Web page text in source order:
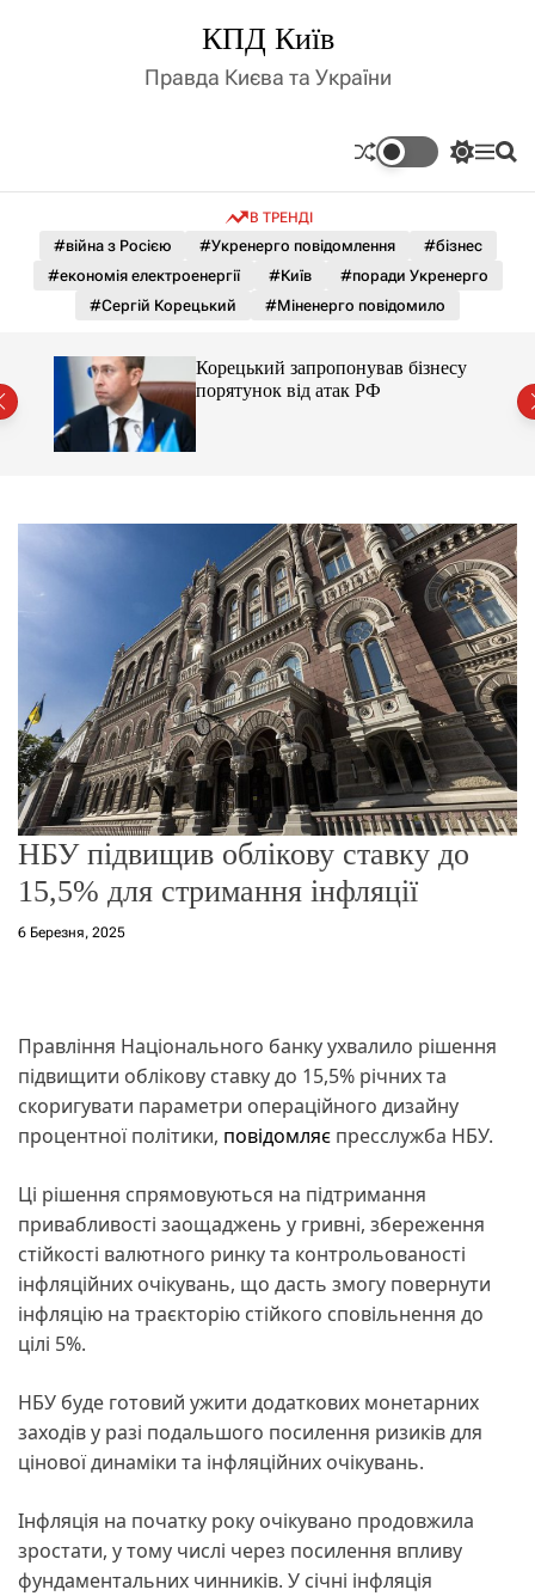
д
у
КПД Київ
Правда Києва та України
П
м
к
а
о
г
о
р
е
ж
м
у
М П
В ТРЕНДІ
#війна з Росією #Укренерго повідомлення
#бізнес
#економія електроенергії
#Київ
#поради Укренерго
#Сергій Корецький
#Міненерго повідомило
Корецький запропонував бізнесу
порятунок від атак РФ
НБУ підвищив облікову ставку до
15,5% для стримання інфляції
6 Березня, 2025
Правління Національного банку ухвалило рішення
підвищити облікову ставку до 15,5% річних та
скоригувати параметри операційного дизайну
процентної політики, повідомляє пресслужба НБУ.
Ці рішення спрямовуються на підтримання
привабливості заощаджень у гривні, збереження
стійкості валютного ринку та контрольованості
інфляційних очікувань, що дасть змогу повернути
інфляцію на траєкторію стійкого сповільнення до
цілі 5%.
НБУ буде готовий ужити додаткових монетарних
заходів у разі подальшого посилення ризиків для
цінової динаміки та інфляційних очікувань.
Інфляція на початку року очікувано продовжила
зростати, у тому числі через посилення впливу
фундаментальних чинників. У січні інфляція